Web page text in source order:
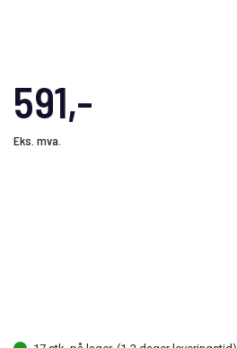
591,-
Eks. mva.